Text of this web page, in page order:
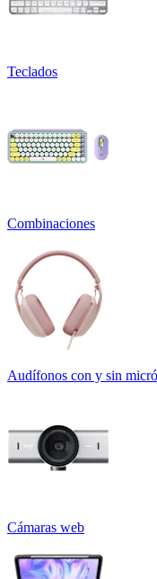
Teclados
Combinaciones
Audífonos con y sin
Cámaras web